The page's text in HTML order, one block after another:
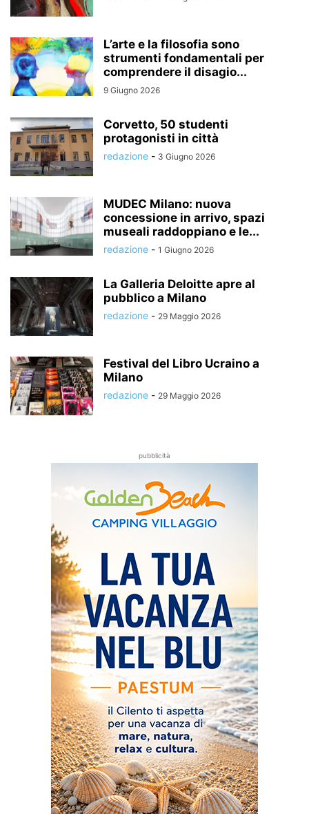
L’arte e la filosofia sono
strumenti fondamentali per
comprendere il disagio...
9 Giugno 2026
Corvetto, 50 studenti
protagonisti in città
redazione - 3 Giugno 2026
MUDEC Milano: nuova
concessione in arrivo, spazi
museali raddoppiano e le...
redazione - 1 Giugno 2026
La Galleria Deloitte apre al
pubblico a Milano
redazione - 29 Maggio 2026
Festival del Libro Ucraino a
Milano
redazione - 29 Maggio 2026
pubblicità